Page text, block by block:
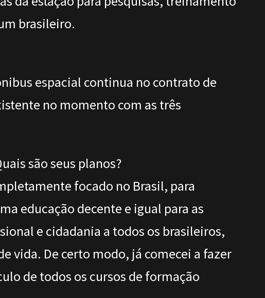
brasileiro.
espacial continua no contrato de
no momento com as três
são seus planos?
focado no Brasil, para
educação decente e igual para as
e cidadania a todos os brasileiros,
vida. De certo modo, já comecei a fazer
de todos os cursos de formação